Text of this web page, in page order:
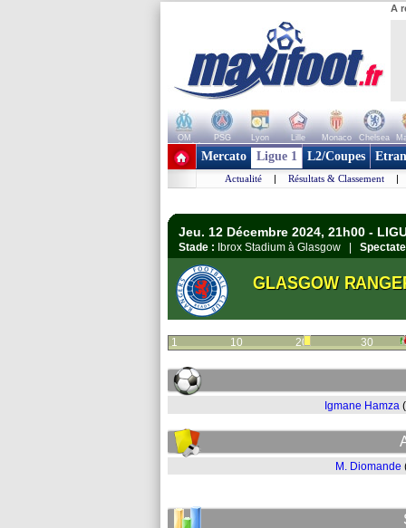
A
OM PSG Lyon Lille Monaco Chelsea
+ de clubs
Mercato Ligue 1 L2/Coupes
Actualité | Résultats & Classement |
Jeu. 12 Décembre 2024, 21h00 -
Stade : Ibrox Stadium à Glasgow |
GLASGOW
1 10 20 30
Igmane Hamza
M. Diomande